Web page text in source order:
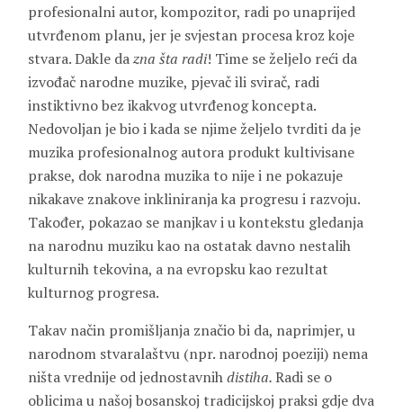
profesionalni autor, kompozitor, radi po unaprijed
utvrđenom planu, jer je svjestan procesa kroz koje
stvara. Dakle dazna šta radi! Time se željelo reći da
izvođač narodne muzike, pjevač ili svirač, radi
instiktivno bez ikakvog utvrđenog koncepta.
Nedovoljan je bio i kada se njime željelo tvrditi da je
muzika profesionalnog autora produkt kultivisane
prakse, dok narodna muzika to nije i ne pokazuje
nikakave znakove inkliniranja ka progresu i razvoju.
Također, pokazao se manjkav i u kontekstu gledanja
na narodnu muziku kao na ostatak davno nestalih
kulturnih tekovina, a na evropsku kao rezultat
kulturnog progresa.
Takav način promišljanja značio bi da, naprimjer, u
narodnom stvaralaštvu (npr. narodnoj poeziji) nema
ništa vrednije od jednostavnihdistiha.Radi se o
oblicima u našoj bosanskoj tradicijskoj praksi gdje dva